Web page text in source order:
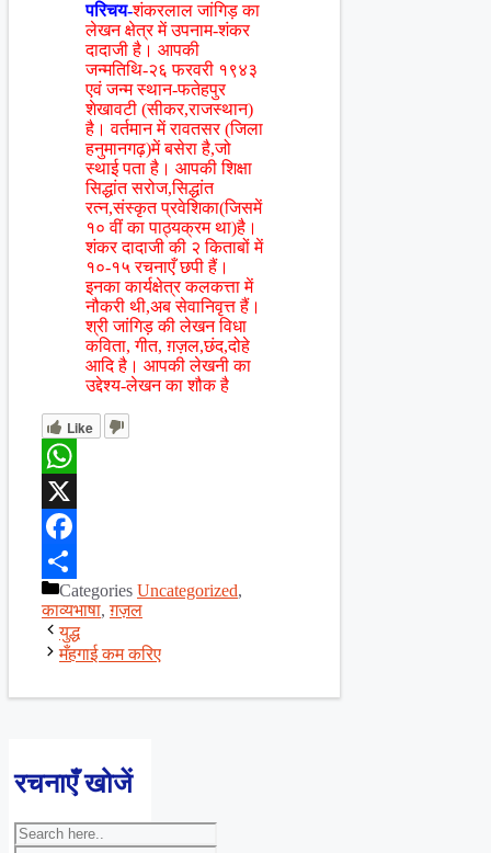
परिचय-शंकरलाल जांगिड़ का
लेखन क्षेत्र में उपनाम-शंकर
दादाजी है। आपकी
जन्मतिथि-२६ फरवरी १९४३
एवं जन्म स्थान-फतेहपुर
शेखावटी (सीकर,राजस्थान)
है। वर्तमान में रावतसर (जिला
हनुमानगढ़)में बसेरा है,जो
स्थाई पता है। आपकी शिक्षा
सिद्धांत सरोज,सिद्धांत
रत्न,संस्कृत प्रवेशिका(जिसमें
१० वीं का पाठ्यक्रम था)है।
शंकर दादाजी की २ किताबों में
१०-१५ रचनाएँ छपी हैं।
इनका कार्यक्षेत्र कलकत्ता में
नौकरी थी,अब सेवानिवृत्त हैं।
श्री जांगिड़ की लेखन विधा
कविता, गीत, ग़ज़ल,छंद,दोहे
आदि है। आपकी लेखनी का
उद्देश्य-लेखन का शौक है
Like
WhatsApp
X
Facebook
ShareCategories Uncategorized,
काव्यभाषा,ग़ज़ल
युद्ध
मँहगाई कम करिए
रचनाएँ खोजें